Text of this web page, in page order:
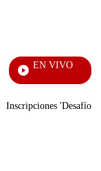
EN VIVO
Inscripciones 'Desafío'